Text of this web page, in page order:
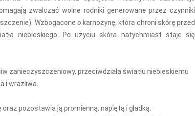
zwalczać wolne rodniki generowane przez czynniki
Wzbogacone o karnozynę, która chroni skórę przed
niebieskiego. Po użyciu skóra natychmiast staje się
zanieczyszczeniowy, przeciwdziała światłu niebieskiemu
i wrażliwa.
pozostawia ją promienną, napiętą i gładką.